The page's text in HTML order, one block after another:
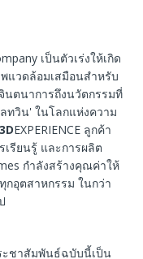
เป็นตัวเร่งให้เกิด
แวดล้อมเสมือนสำหรับ
นตนาการถึงนวัตกรรมที่
ทวิน' ในโลกแห่งความ
3DEXPERIENCE ลูกค้า
เรียนรู้ และการผลิต
กำลังสร้างคุณค่าให้
กอุตสาหกรรม ในกว่า
ะชาสัมพันธ์ฉบับนี้เป็น